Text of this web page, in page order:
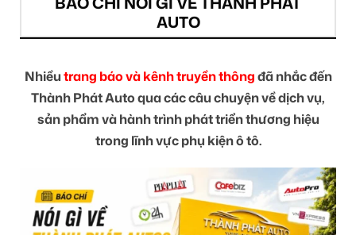
AUTO
Nhiềutrang báo và kênh truyền thôngđã nhắc đến
Thành Phát Auto qua các câu chuyện về dịch vụ,
sản phẩm và hành trình phát triển thương hiệu
trong lĩnh vực phụ kiện ô tô.